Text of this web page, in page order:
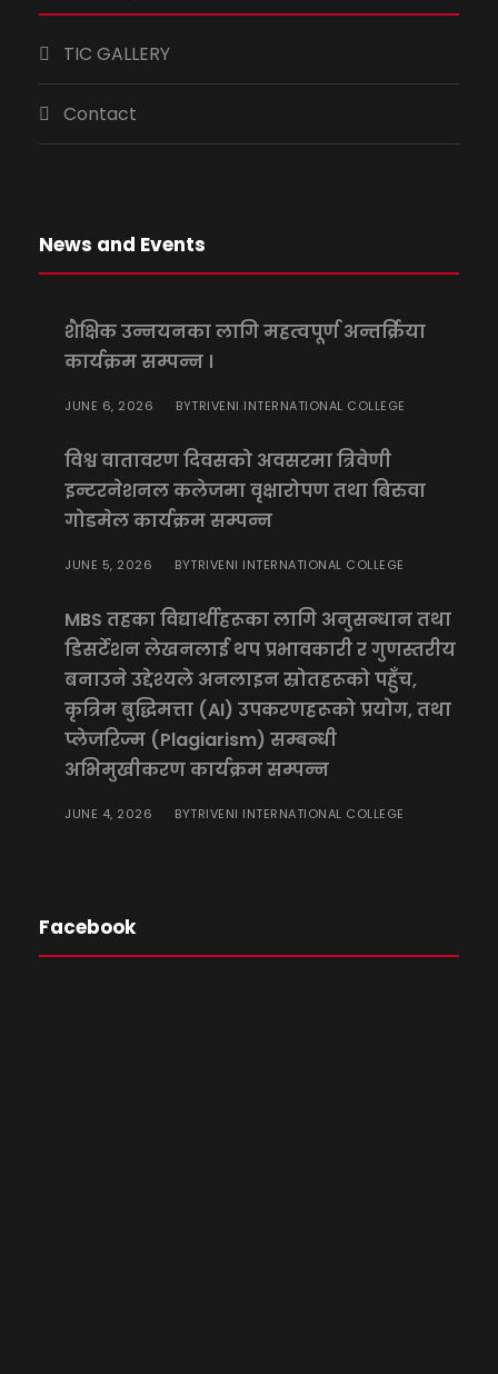
TIC GALLERY
Contact
News and Events
शैक्षिक उन्नयनका लागि महत्वपूर्ण अन्तर्क्रिया
कार्यक्रम सम्पन्न ।
JUNE 6, 2026 BYTRIVENI INTERNATIONAL COLLEGE
विश्व वातावरण दिवसको अवसरमा त्रिवेणी
इन्टरनेशनल कलेजमा वृक्षारोपण तथा बिरुवा
गोडमेल कार्यक्रम सम्पन्न
JUNE 5, 2026 BYTRIVENI INTERNATIONAL COLLEGE
MBS तहका विद्यार्थीहरूका लागि अनुसन्धान तथा
डिसर्टेशन लेखनलाई थप प्रभावकारी र गुणस्तरीय
बनाउने उद्देश्यले अनलाइन स्रोतहरूको पहुँच,
कृत्रिम बुद्धिमत्ता (AI) उपकरणहरूको प्रयोग, तथा
प्लेजरिज्म (Plagiarism) सम्बन्धी
अभिमुखीकरण कार्यक्रम सम्पन्न
JUNE 4, 2026 BYTRIVENI INTERNATIONAL COLLEGE
Facebook